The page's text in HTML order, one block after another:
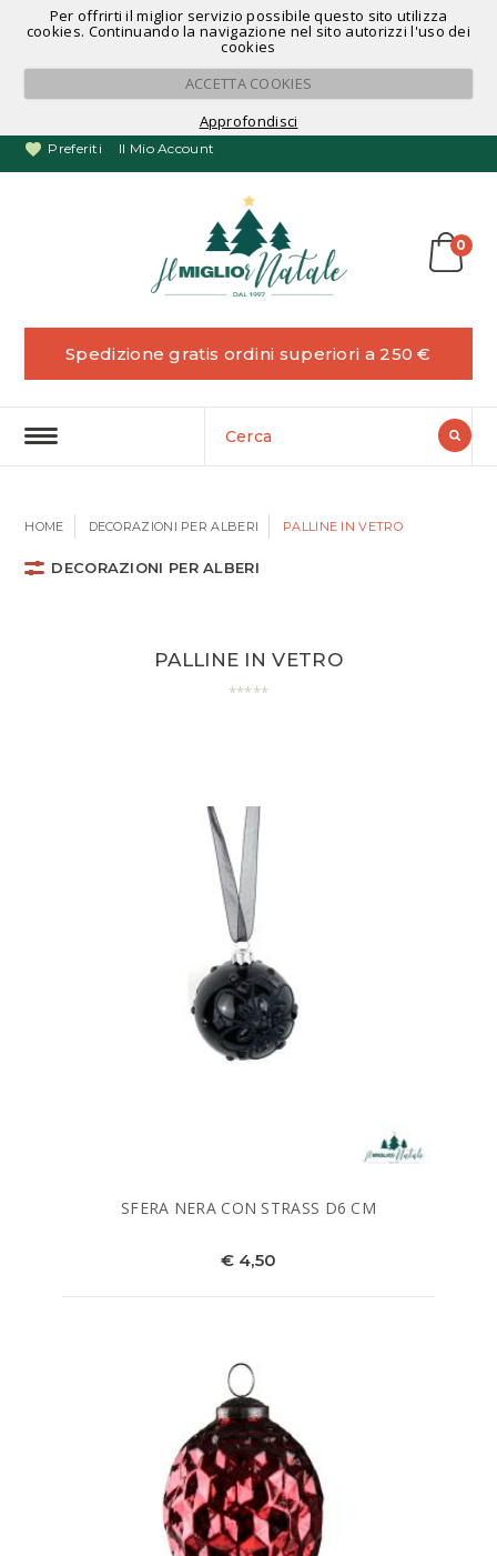
Per offrirti il miglior servizio possibile questo sito utilizza
cookies. Continuando la navigazione nel sito autorizzi l'uso dei
cookies
ACCETTA COOKIES
Approfondisci
Noleggio Alberi di Natale
Preferiti Il Mio Account
0
Spedizione gratis ordini superiori a 250 €
HOME DECORAZIONI PER ALBERI PALLINE IN VETRO
DECORAZIONI PER ALBERI
PALLINE IN VETRO
SFERA NERA CON STRASS D6 CM
€ 4,50